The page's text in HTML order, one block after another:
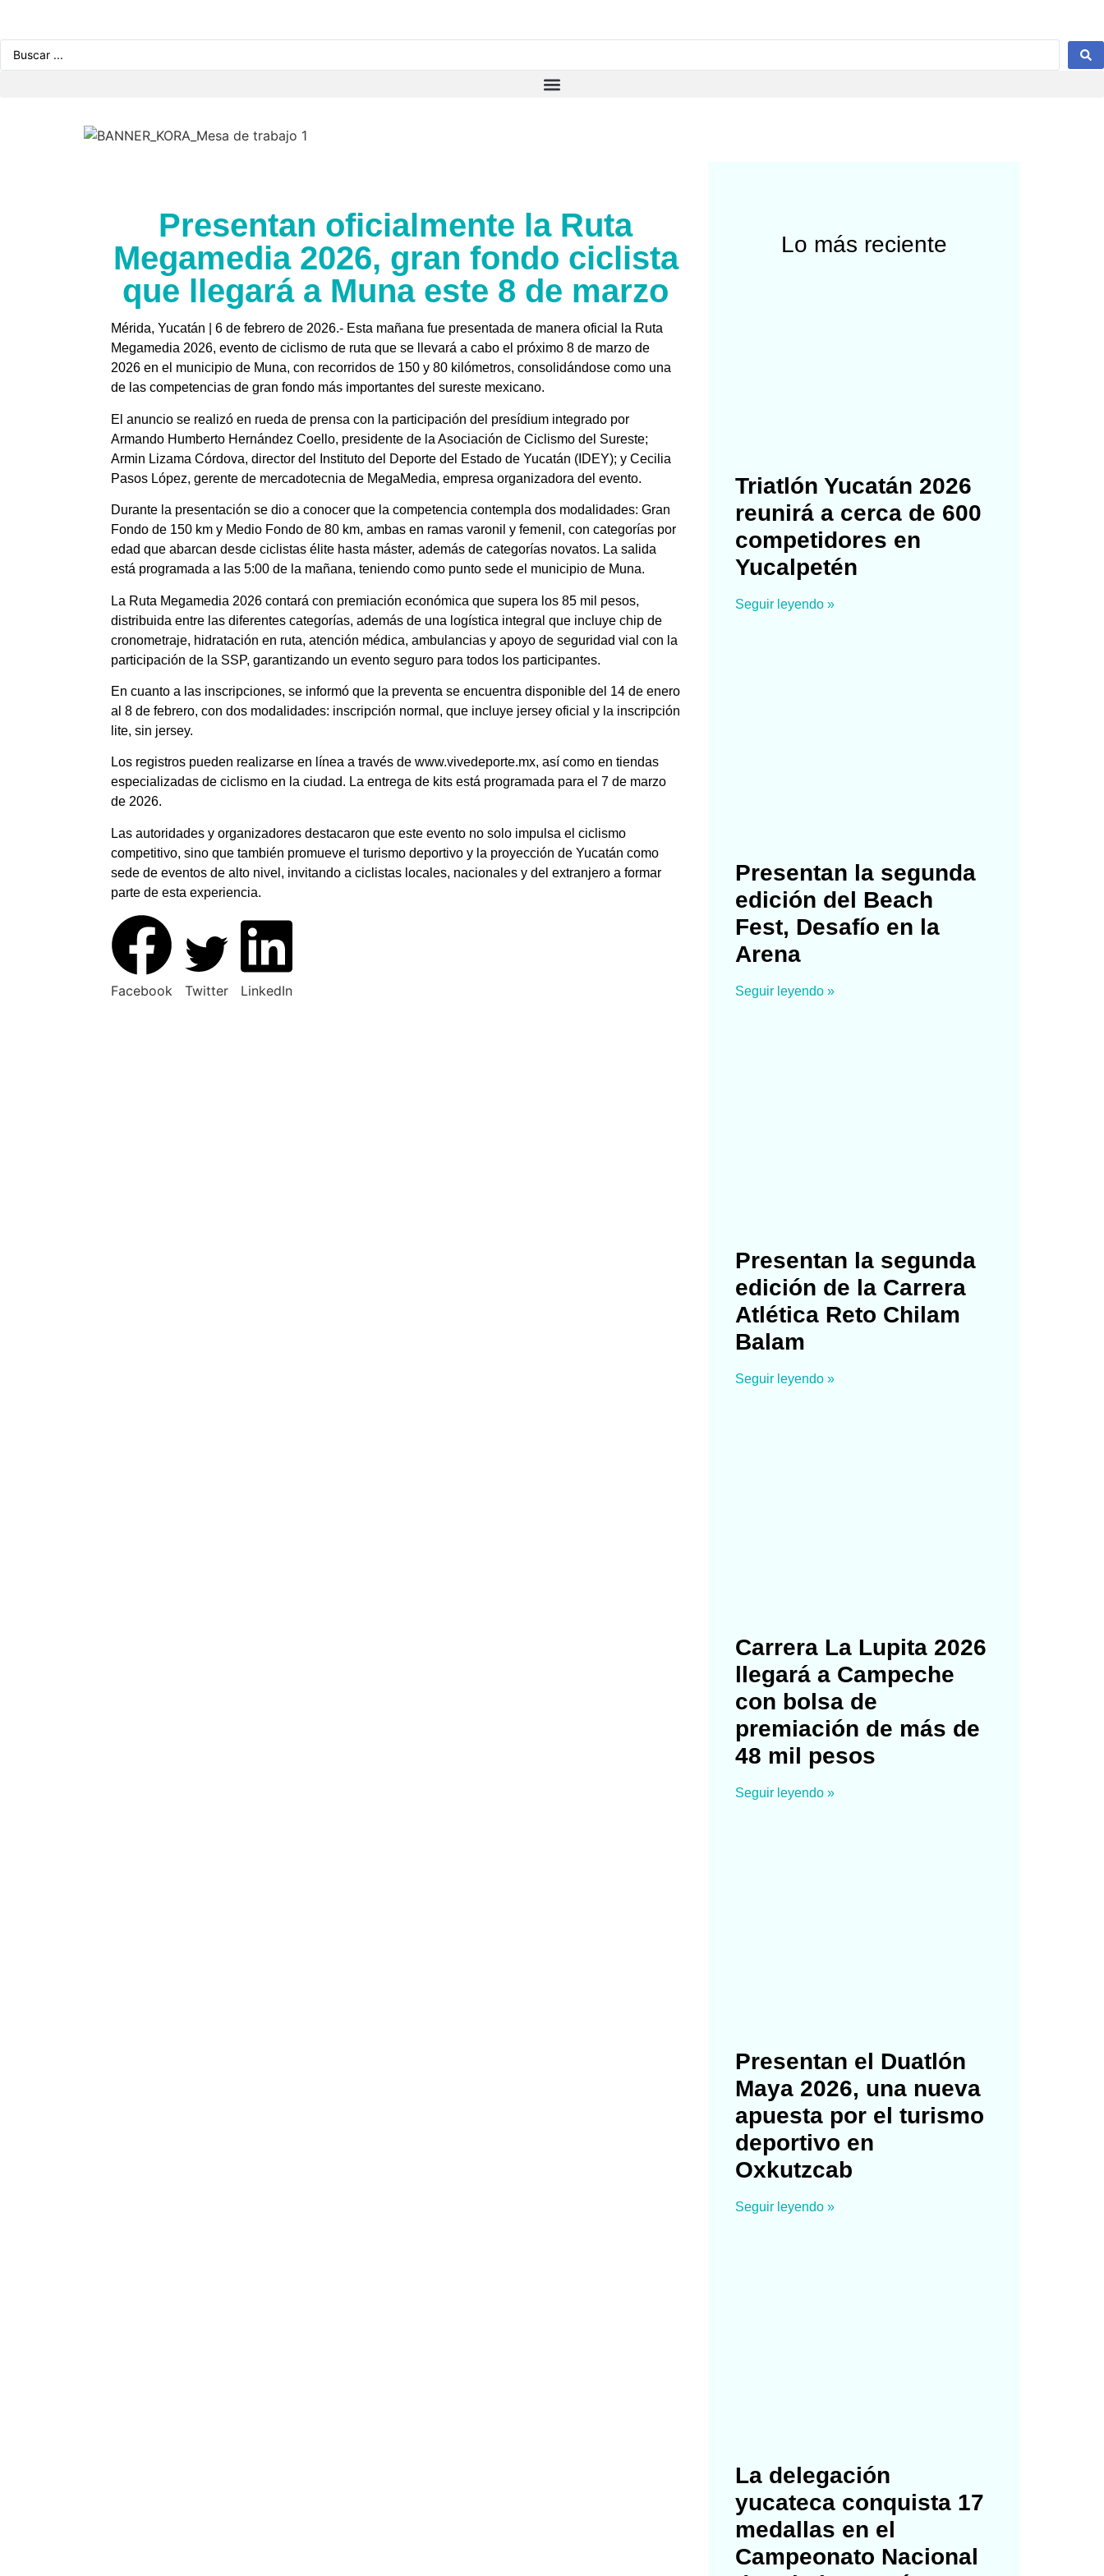
Presentan oficialmente la Ruta
Megamedia 2026, gran fondo ciclista
que llegará a Muna este 8 de marzo
Mérida, Yucatán | 6 de febrero de 2026.- Esta mañana fue presentada de manera oficial la Ruta
Megamedia 2026, evento de ciclismo de ruta que se llevará a cabo el próximo 8 de marzo de
2026 en el municipio de Muna, con recorridos de 150 y 80 kilómetros, consolidándose como una
de las competencias de gran fondo más importantes del sureste mexicano.
El anuncio se realizó en rueda de prensa con la participación del presídium integrado por
Armando Humberto Hernández Coello, presidente de la Asociación de Ciclismo del Sureste;
Armin Lizama Córdova, director del Instituto del Deporte del Estado de Yucatán (IDEY); y Cecilia
Pasos López, gerente de mercadotecnia de MegaMedia, empresa organizadora del evento.
Durante la presentación se dio a conocer que la competencia contempla dos modalidades: Gran
Fondo de 150 km y Medio Fondo de 80 km, ambas en ramas varonil y femenil, con categorías por
edad que abarcan desde ciclistas élite hasta máster, además de categorías novatos. La salida
está programada a las 5:00 de la mañana, teniendo como punto sede el municipio de Muna.
La Ruta Megamedia 2026 contará con premiación económica que supera los 85 mil pesos,
distribuida entre las diferentes categorías, además de una logística integral que incluye chip de
cronometraje, hidratación en ruta, atención médica, ambulancias y apoyo de seguridad vial con la
participación de la SSP, garantizando un evento seguro para todos los participantes.
En cuanto a las inscripciones, se informó que la preventa se encuentra disponible del 14 de enero
al 8 de febrero, con dos modalidades: inscripción normal, que incluye jersey oficial y la inscripción
lite, sin jersey.
Los registros pueden realizarse en línea a través de www.vivedeporte.mx, así como en tiendas
especializadas de ciclismo en la ciudad. La entrega de kits está programada para el 7 de marzo
de 2026.
Las autoridades y organizadores destacaron que este evento no solo impulsa el ciclismo
competitivo, sino que también promueve el turismo deportivo y la proyección de Yucatán como
sede de eventos de alto nivel, invitando a ciclistas locales, nacionales y del extranjero a formar
parte de esta experiencia.
Facebook Twitter LinkedIn
Lo más reciente
Triatlón Yucatán 2026
reunirá a cerca de 600
competidores en
Yucalpetén
Seguir leyendo »
Presentan la segunda
edición del Beach
Fest, Desafío en la
Arena
Seguir leyendo »
Presentan la segunda
edición de la Carrera
Atlética Reto Chilam
Balam
Seguir leyendo »
Carrera La Lupita 2026
llegará a Campeche
con bolsa de
premiación de más de
48 mil pesos
Seguir leyendo »
Presentan el Duatlón
Maya 2026, una nueva
apuesta por el turismo
deportivo en
Oxkutzcab
Seguir leyendo »
La delegación
yucateca conquista 17
medallas en el
Campeonato Nacional